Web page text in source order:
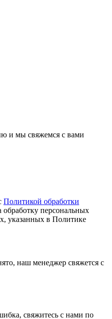
и мы свяжемся с вами
Политикой обработки
обработку персональных
указанных в Политике
наш менеджер свяжется с
свяжитесь с нами по